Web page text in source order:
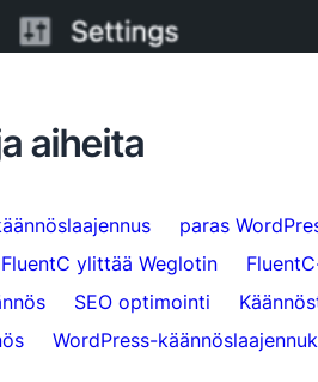
minuutissa
aiheita
paras
FluentC ylittää Weglotin
SEO optimointi
WordPress-